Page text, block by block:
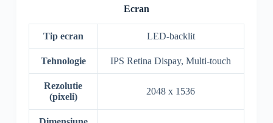
Ecran
Tip ecran LED-backlit
Tehnologie IPS Retina Dispay, Multi-touch
Rezolutie
(pixeli)
2048 x 1536